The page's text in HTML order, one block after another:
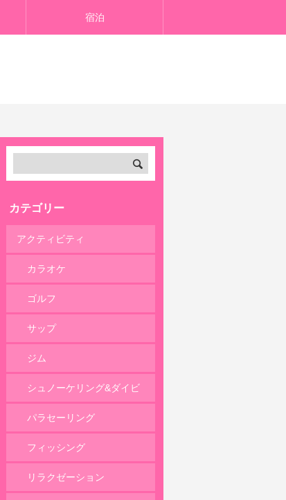
宿泊
カテゴリー
アクティビティ
カラオケ
ゴルフ
サップ
ジム
シュノーケリング&ダイビ
ング
パラセーリング
フィッシング
リラクゼーション